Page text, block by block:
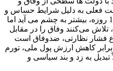
فعلی به دلیل شرایط حساس و
همچنین پشت سر گذاشتن جنگ 12 روزه، بیشتر به چشم می آید اما
می‌کنند وفاق را در مقابل
فشار نظارتی، ضدوفاق است
کاهش ارزش پول ملی، تورم
به زد و بند سیاسی و